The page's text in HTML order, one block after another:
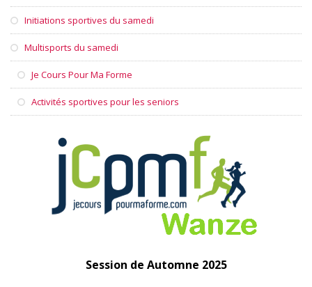
Initiations sportives du samedi
Multisports du samedi
Je Cours Pour Ma Forme
Activités sportives pour les seniors
Session de Automne 2025